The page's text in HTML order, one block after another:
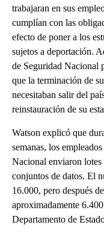
trabajaran en sus
cumplían con las
efecto de poner a los
sujetos a deportación.
de Seguridad Nacional
que la terminación de
necesitaban salir del
reinstauración de su
Watson explicó que
semanas, los
Nacional enviaron
conjuntos de datos. El
16.000, pero después
aproximadamente
Departamento de